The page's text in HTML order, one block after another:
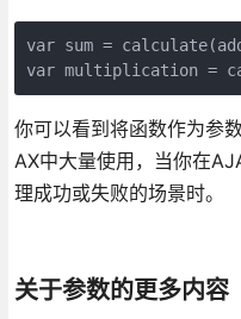
var sum =
var multiplication =
你可以看到将函数作为参
AX中大量使用，当你在
理成功或失败的场景时。
关于参数的更多内容